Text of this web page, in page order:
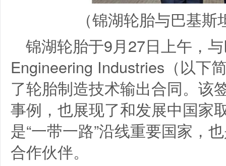
（锦湖轮胎与巴基
锦湖轮胎于9月27日上午，
Engineering Industries（以下
了轮胎制造技术输出合同。该
事例，也展现了和发展中国家
是“一带一路”沿线重要国家，
合作伙伴。